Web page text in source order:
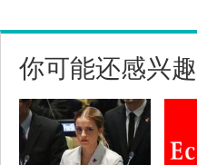
你可能还感兴